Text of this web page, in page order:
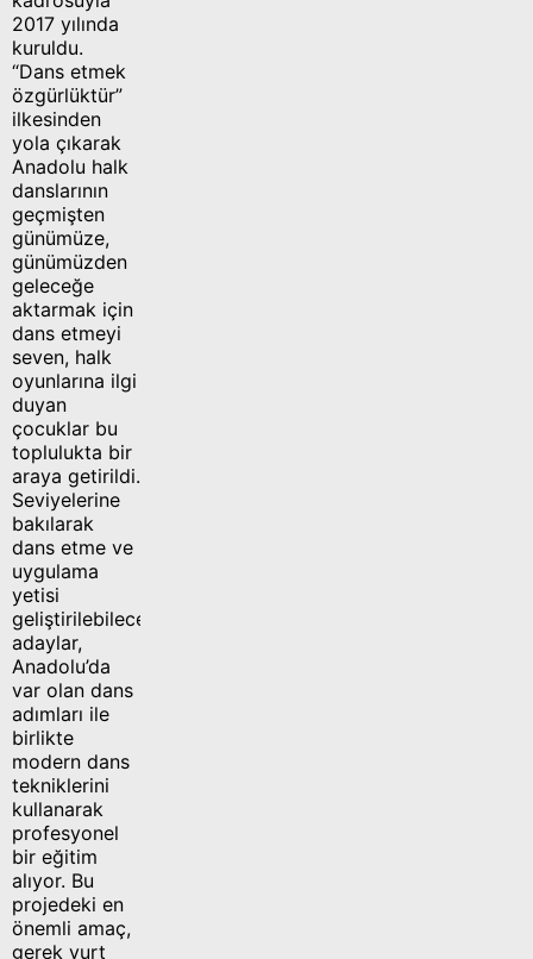
2017 yılında
kuruldu.
“Dans etmek
özgürlüktür”
ilkesinden
yola çıkarak
Anadolu halk
danslarının
geçmişten
günümüze,
günümüzden
geleceğe
aktarmak için
dans etmeyi
seven, halk
oyunlarına ilgi
duyan
çocuklar bu
toplulukta bir
araya getirildi.
Seviyelerine
bakılarak
dans etme ve
uygulama
yetisi
geliştirilebilecek
adaylar,
Anadolu’da
var olan dans
adımları ile
birlikte
modern dans
tekniklerini
kullanarak
profesyonel
bir eğitim
alıyor. Bu
projedeki en
önemli amaç,
gerek yurt